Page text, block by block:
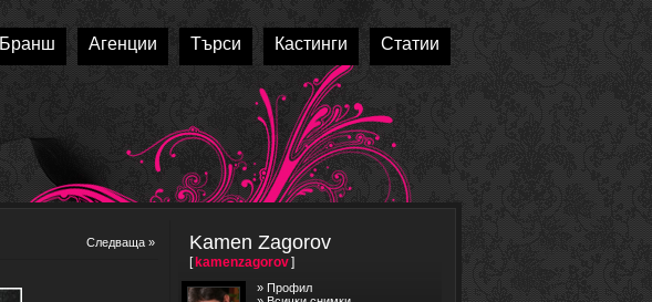
Бранш Агенции Търси Кастинги Статии
Следваща » Kamen Zagorov
[ kamenzagorov]
» Профил